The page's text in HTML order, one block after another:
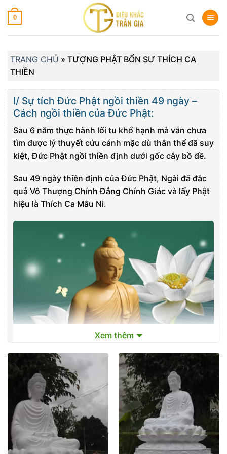
Skip
0
TRANG CHỦ » TƯỢNG PHẬT BỔN SƯ THÍCH CA
THIỀN
I/ Sự tích Đức Phật ngồi thiền 49 ngày –
Cách ngồi thiền của Đức Phật:
Sau 6 năm thực hành lối tu khổ hạnh mà vẫn chưa
tìm được lý thuyết cứu cánh mặc dù thân thể đã suy
kiệt, Đức Phật ngồi thiền định dưới gốc cây bồ đề.
Sau 49 ngày thiền định của Đức Phật, Ngài đã đắc
quả Vô Thượng Chính Đẳng Chính Giác và lấy Phật
hiệu là Thích Ca Mâu Ni.
Xem thêm